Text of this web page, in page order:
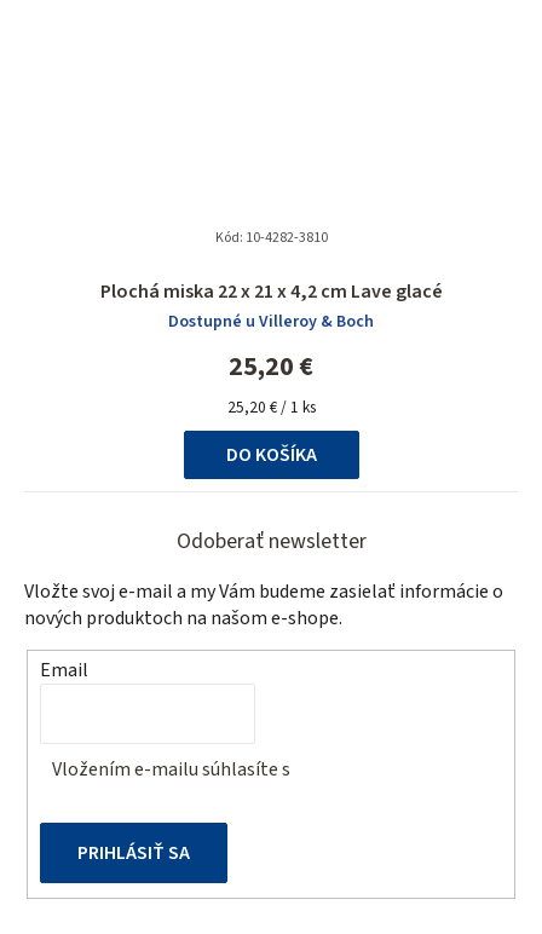
Plochá miska 22 x 21 x 4,2 cm Lave glacé
Dostupné u Villeroy & Boch
25,20 €
Jednotková
cena:
25,20 € / 1 ks
DO KOŠÍKA
Kód: 10-4282-3810
Odoberať newsletter
Vložte svoj e-mail a my Vám budeme zasielať informácie o
nových produktoch na našom e-shope.
Email
Vložením e-mailu súhlasíte s
PRIHLÁSIŤ SA